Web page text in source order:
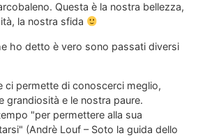
Questa è la nostra bellezza,
la nostra sfida
ho detto è vero sono passati diversi
ci permette di conoscerci meglio,
grandiosità e le nostra paure.
"per permettere alla sua
(Andrè Louf – Soto la guida dello